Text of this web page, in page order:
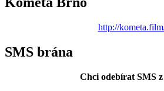
http://
SMS brána
Chci odebírat SMS z